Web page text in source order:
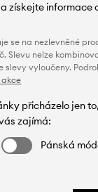
získejte informace
se na nezlevněné
Slevu nelze
slevy vyloučeny.
přicházelo jen
zajímá:
Pánská